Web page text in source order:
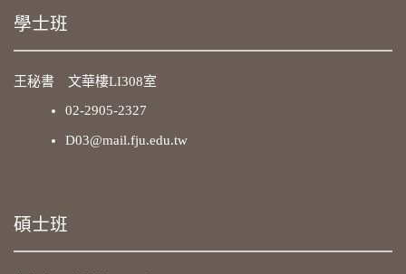
學士班
王秘書 文華樓LI308室
02-2905-2327
D03@mail.fju.edu.tw
碩士班